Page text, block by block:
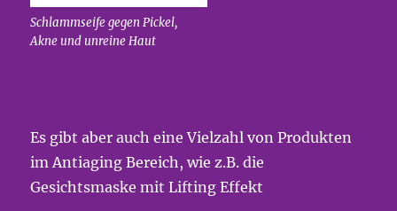
Schlammseife gegen Pickel,
Akne und unreine Haut
Es gibt aber auch eine Vielzahl von Produkten
im Antiaging Bereich, wie z.B. die
Gesichtsmaske mit Lifting Effekt